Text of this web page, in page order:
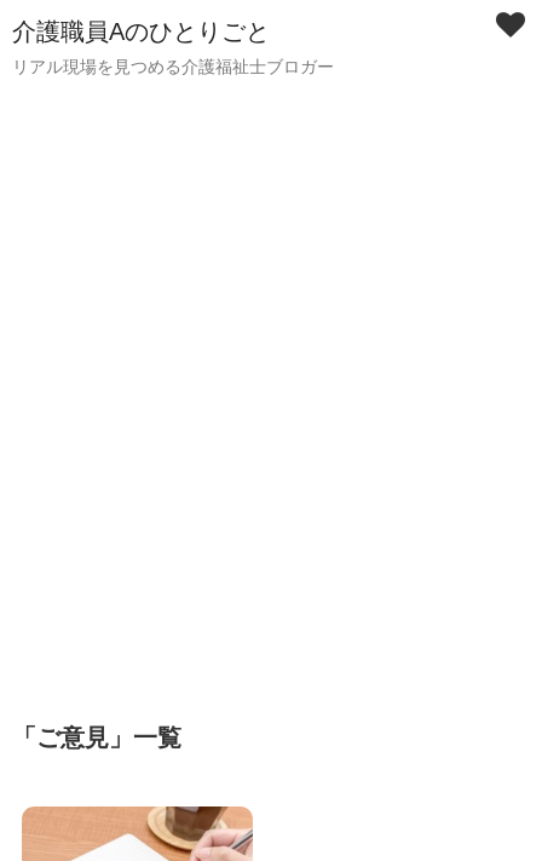
介護職員Aのひとりごと
リアル現場を見つめる介護福祉士ブロガー
「 ご意見 」 一覧